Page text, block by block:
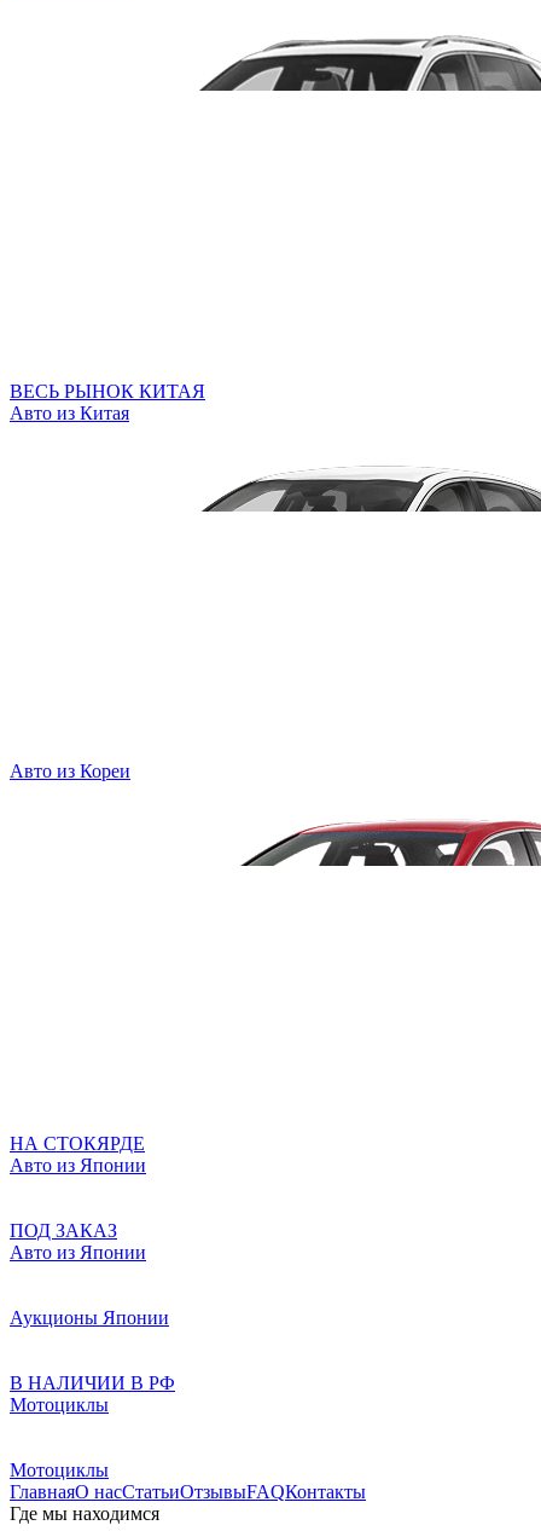
ВЕСЬ РЫНОК КИТАЯ
Авто из Китая
Авто из Кореи
НА СТОКЯРДЕ
Авто из Японии
ПОД ЗАКАЗ
Авто из Японии
Аукционы Японии
В НАЛИЧИИ В РФ
Мотоциклы
Мотоциклы
ГлавнаяО насСтатьиОтзывыFAQКонтакты
Где мы находимся